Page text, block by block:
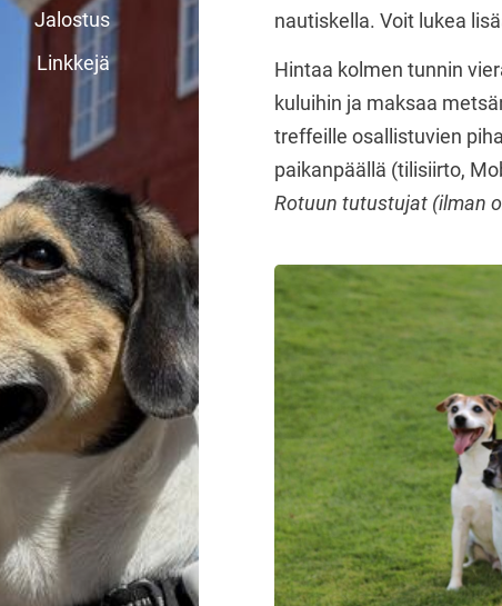
Jalostus
Linkkejä
nautiskella. Voit lukea
Hintaa kolmen tunnin
kuluihin ja maksaa
treffeille osallistuvien
paikanpäällä (tilisiirto,
Rotuun tutustujat (ilman